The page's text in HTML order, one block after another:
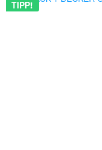
TIPP!